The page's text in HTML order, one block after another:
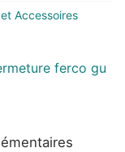
Accessoires